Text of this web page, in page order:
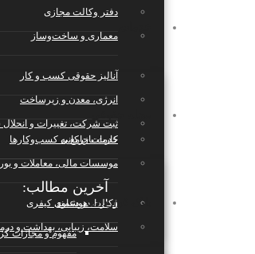
دفتر وکالت مجازی
آنالیز حقوقی کسب و کار
خدمات جامع به کسب‌وکارها
قرارداد هوشمند
معماری و ساخت‌وساز
انرژی، معدن و زیرساخت
موسسات مالی، معاملات و
سلامت، زیبایی، بهداشت و
ثبت شرکت، تغییرات و
کارت بازرکانی
وکالت در دعاوی کیفری
آخرین مطالب:
مفهوم و مجازات
بانک قراردادها